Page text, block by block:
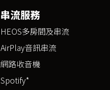
串流服務
HEOS多房間及串流
AirPlay音訊串流
網路收音機
Spotify*